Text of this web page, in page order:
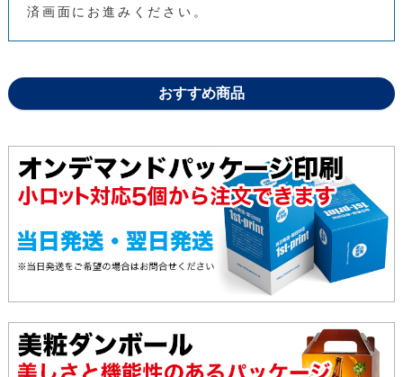
2000枚 143,620 131,470 121,950
2400枚 155,540 141,830 131,150
2600枚 161,500 147,010 135,750
2800枚 167,460 140,350
済画面にお進みください。
おすすめ商品